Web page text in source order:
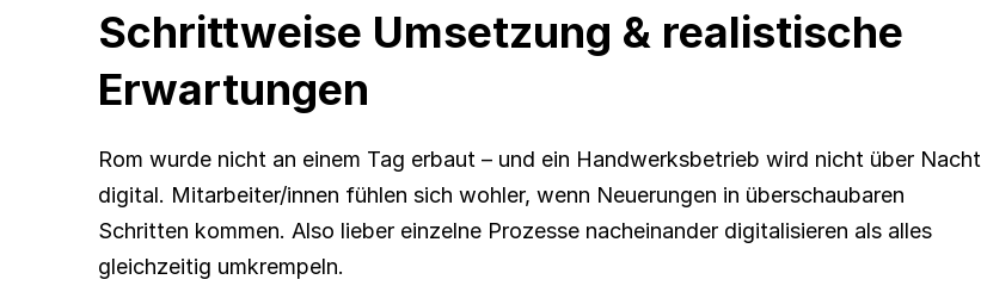
Schrittweise Umsetzung & realistische
Erwartungen
Rom wurde nicht an einem Tag erbaut – und ein Handwerksbetrieb wird nicht über Nacht
digital. Mitarbeiter/innen fühlen sich wohler, wenn Neuerungen in überschaubaren
Schritten kommen. Also lieber einzelne Prozesse nacheinander digitalisieren als alles
gleichzeitig umkrempeln.